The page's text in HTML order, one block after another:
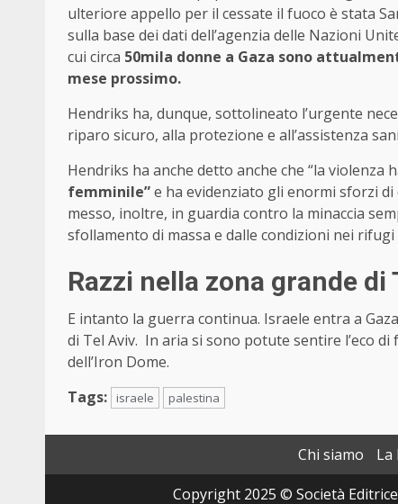
ulteriore appello per il cessate il fuoco è stata
sulla base dei dati dell’agenzia delle Nazioni
cui circa 50mila donne a Gaza sono
mese prossimo.
Hendriks ha, dunque, sottolineato l’urgente
riparo sicuro, alla protezione e all’assistenza
Hendriks ha anche detto anche che “la violenza
femminile”e ha evidenziato gli enormi sforzi
messo, inoltre, in guardia contro la minaccia
sfollamento di massa e dalle condizioni nei
Razzi nella zona grande di
E intanto la guerra continua. Israele entra a
di Tel Aviv. In aria si sono potute sentire l’eco
dell’Iron Dome.
Tags:
israele palestina
Chi siamo La
Copyright 2025 © Società